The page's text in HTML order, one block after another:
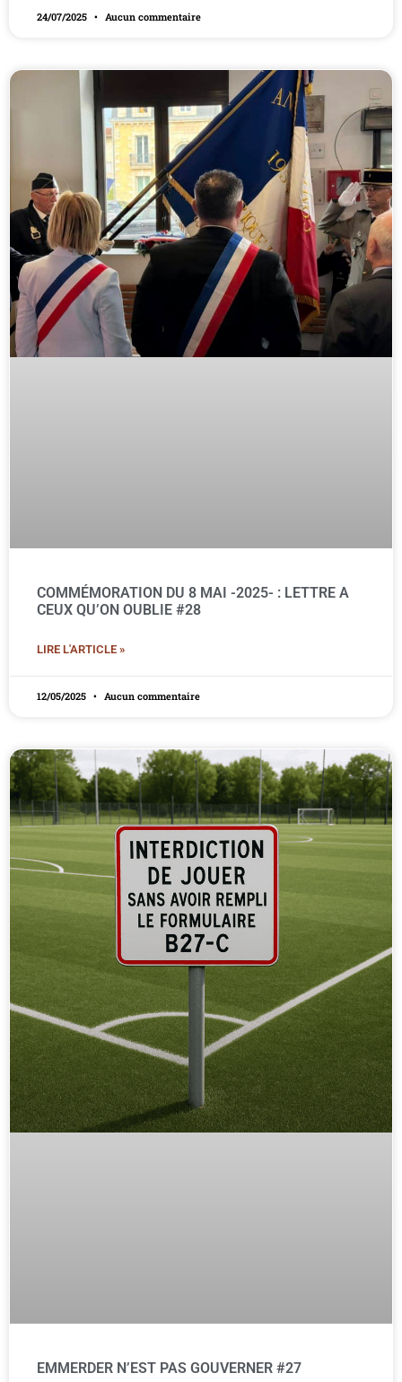
24/07/2025 Aucun commentaire
COMMÉMORATION DU 8 MAI -2025- : LETTRE A
CEUX QU’ON OUBLIE #28
LIRE L'ARTICLE »
12/05/2025 Aucun commentaire
EMMERDER N’EST PAS GOUVERNER #27